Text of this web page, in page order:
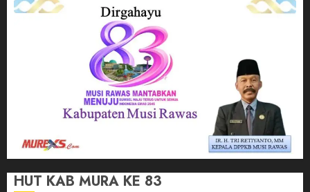
HUT KAB MURA KE 83